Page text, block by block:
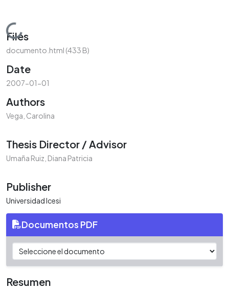
Loading...
Files
documento.html (433 B)
Date
2007-01-01
Authors
Vega, Carolina
Thesis Director / Advisor
Umaña Ruiz, Diana Patricia
Publisher
Universidad Icesi
Documentos PDF
Resumen